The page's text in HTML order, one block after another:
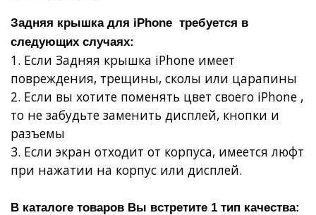
Задняя крышка для iPhone требуется в
следующих случаях:
1. Если Задняя крышка iPhone имеет
повреждения, трещины, сколы или царапины
2. Если вы хотите поменять цвет своего iPhone ,
то не забудьте заменить дисплей, кнопки и
разъемы
3. Если экран отходит от корпуса, имеется люфт
при нажатии на корпус или дисплей.
В каталоге товаров Вы встретите 1 тип качества: